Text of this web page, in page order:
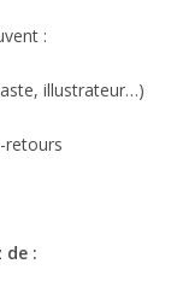
:
illustrateur…)
retours
de :